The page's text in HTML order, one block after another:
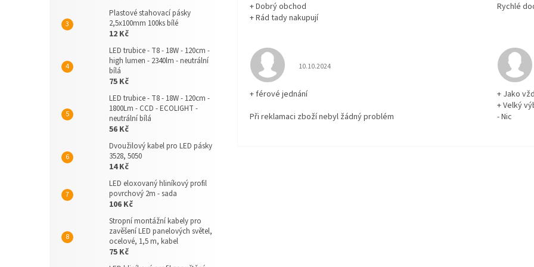
Plastové stahovací pásky
2,5x100mm 100ks bílé
12 Kč
LED trubice - T8 - 18W - 120cm -
high lumen - 2340lm - neutrální
bílá
75 Kč
LED trubice - T8 - 18W - 120cm -
1800Lm - CCD - ECOLIGHT -
neutrální bílá
56 Kč
Dvoužilový kabel pro LED pásky
3528, 5050
14 Kč
LED eloxovaný hliníkový profil
povrchový 2m - sada
106 Kč
Stropní montážní kabely pro
zavěšení LED panelových světel,
ocelové, 1,5 m, kabel
75 Kč
+ Dobrý obchod
+ Rád tady nakupují
Rychlé
Hodnocení obchodu je 5 z 5 hvězdiček.
10.10.2024
+ férové jednání
Při reklamaci zboží nebyl žádný problém
+ Jako
+ Velký
- Nic